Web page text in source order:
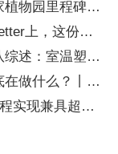
塑造欧洲近代植物学格局的马德里皇家植物园里程碑式园长
文章又卡初审了？问题也许在Cover Letter上，这份写作指南+模板拿好！
甬江实验室先进结构陶瓷创新中心团队综述：室温塑性陶瓷的兴起与研究进 ...
投稿系统的另一端，编辑和审稿人到底在做什么？丨Wiley暑期线上学习营
中国科学院宁波材料所虞锦洪: 界面工程实现兼具超高热导率和透波性能的柔性 ...